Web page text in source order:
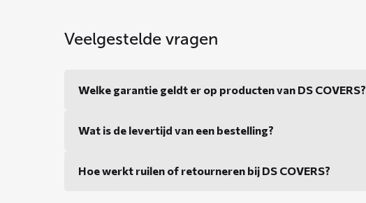
Veelgestelde vragen
Welke garantie geldt er op producten van DS COVERS?
Wat is de levertijd van een bestelling?
Hoe werkt ruilen of retourneren bij DS COVERS?